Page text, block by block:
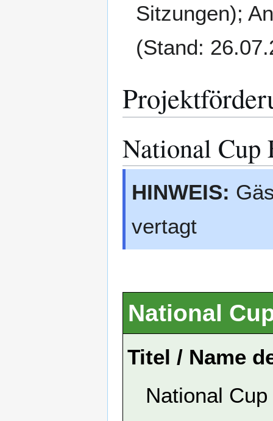
Sitzungen);
(Stand:
National Cup
HINWEIS:
vertagt
National
Titel / Name
National